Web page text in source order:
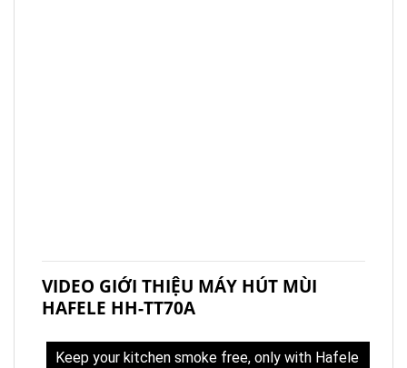
VIDEO GIỚI THIỆU MÁY HÚT MÙI
HAFELE HH-TT70A
Keep your kitchen smoke free, only with Hafele